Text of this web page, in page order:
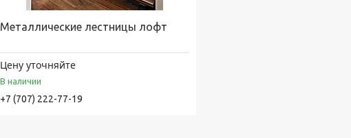
Металлические лестницы лофт
Цену уточняйте
В наличии
+7 (707) 222-77-19